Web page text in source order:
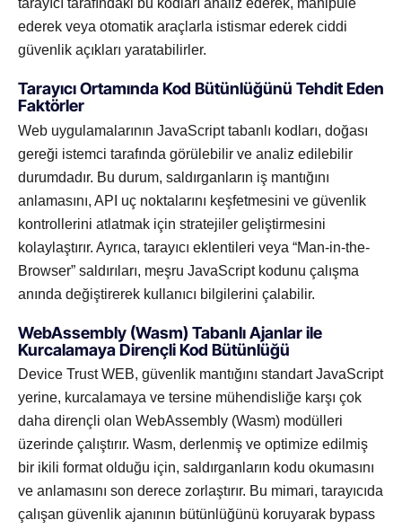
tarayıcı tarafındaki bu kodları analiz ederek, manipüle
ederek veya otomatik araçlarla istismar ederek ciddi
güvenlik açıkları yaratabilirler.
Tarayıcı Ortamında Kod Bütünlüğünü Tehdit Eden
Faktörler
Web uygulamalarının JavaScript tabanlı kodları, doğası
gereği istemci tarafında görülebilir ve analiz edilebilir
durumdadır. Bu durum, saldırganların iş mantığını
anlamasını, API uç noktalarını keşfetmesini ve güvenlik
kontrollerini atlatmak için stratejiler geliştirmesini
kolaylaştırır. Ayrıca, tarayıcı eklentileri veya “Man-in-the-
Browser” saldırıları, meşru JavaScript kodunu çalışma
anında değiştirerek kullanıcı bilgilerini çalabilir.
WebAssembly (Wasm) Tabanlı Ajanlar ile
Kurcalamaya Dirençli Kod Bütünlüğü
Device Trust WEB, güvenlik mantığını standart JavaScript
yerine, kurcalamaya ve tersine mühendisliğe karşı çok
daha dirençli olan WebAssembly (Wasm) modülleri
üzerinde çalıştırır. Wasm, derlenmiş ve optimize edilmiş
bir ikili format olduğu için, saldırganların kodu okumasını
ve anlamasını son derece zorlaştırır. Bu mimari, tarayıcıda
çalışan güvenlik ajanının bütünlüğünü koruyarak bypass